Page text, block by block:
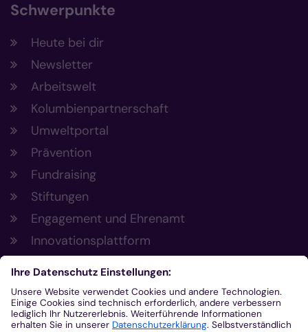
Schwerpunkte
Heute bei dir
Newsletter
Arbeitswelt
Kolumbienpartnerschaft
Umweltportal
Prävention
Fundraising
Stiftungen
Engagement und Ehrenamt
Innovationsplattform
Aus der Plattform
Nachrichten